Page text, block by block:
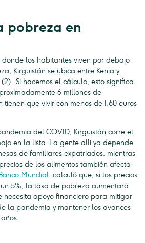
pobreza en
donde los habitantes viven por debajo
Kirguistán se ubica entre Kenia y
. Si hacemos el cálculo, esto significa
6 millones de
tienen que vivir con menos de 1,60 euros
del COVID, Kirguistán corre el
en la lista. La gente allí ya depende
de familiares expatriados, mientras
de los alimentos también afecta
Mundial calculó que, si los precios
5%, la tasa de pobreza aumentará
necesita apoyo financiero para mitigar
la pandemia y mantener los avances